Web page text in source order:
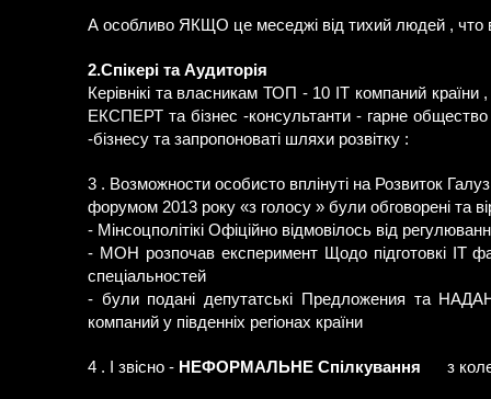
А особливо ЯКЩО це меседжі від тихий людей , что
2.Спікері та Аудиторія
Керівнікі та власникам ТОП - 10 ІТ компаний країни
ЕКСПЕРТ та бізнес -консультанти - гарне
-бізнесу та запропоноваті шляхи розвітку :
3 . Возможности особисто вплінуті на Розвиток
форумом 2013 року «з голосу » були обговорені та
- Мінсоцполітікі Офіційно відмовілось від
- МОН розпочав експеримент Щодо підготовкі ІТ
спеціальностей
- були подані депутатські Предложения та
компаний у південніх регіонах країни
4 . І звісно - НЕФОРМАЛЬНЕ Спілкування з